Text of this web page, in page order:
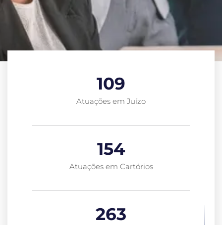
Atuações em Juízo
109
Atuações em Cartórios
154
263